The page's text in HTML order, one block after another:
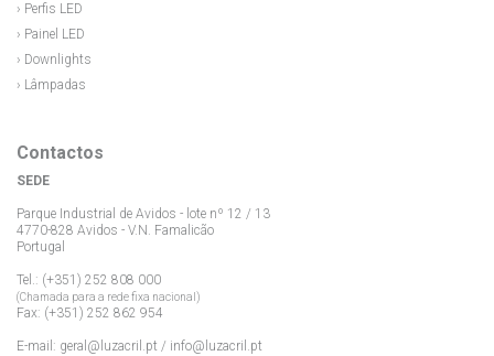
› Perfis LED
› Painel LED
› Downlights
› Lâmpadas
Contactos
SEDE
Parque Industrial de Avidos - lote nº 12 / 13
4770-828 Avidos - V.N. Famalicão
Portugal
Tel.: (+351) 252 808 000
(Chamada para a rede fixa nacional)
Fax: (+351) 252 862 954
E-mail: geral@luzacril.pt / info@luzacril.pt